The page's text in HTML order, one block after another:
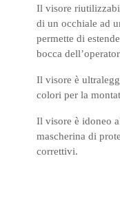
Il visore
di un occhiale ad
permette di
bocca
Il visore è
colori per la
Il visore è idoneo
mascherina di
correttivi.